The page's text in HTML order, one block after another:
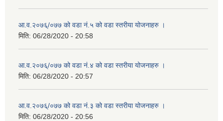
आ.व.२०७६्/०७७ को वडा नं.५ को वडा स्तरीया योजनाहरु ।
मिति: 06/28/2020 - 20:58
आ.व.२०७६्/०७७ को वडा नं.४ को वडा स्तरीया योजनाहरु ।
मिति: 06/28/2020 - 20:57
आ.व.२०७६्/०७७ को वडा नं.३ को वडा स्तरीया योजनाहरु ।
मिति: 06/28/2020 - 20:56